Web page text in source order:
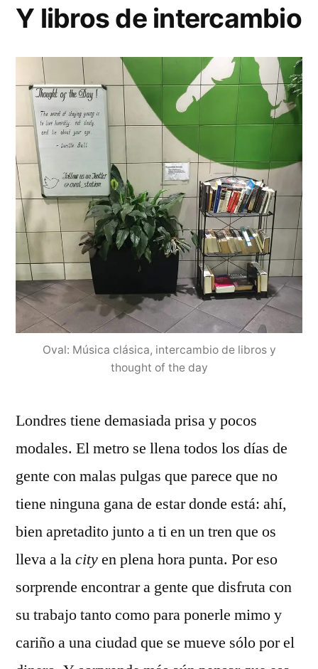
Y libros de intercambio
Oval: Música clásica, intercambio de libros y
thought of the day
Londres tiene demasiada prisa y pocos
modales. El metro se llena todos los días de
gente con malas pulgas que parece que no
tiene ninguna gana de estar donde está: ahí,
bien apretadito junto a ti en un tren que os
lleva a lacityen plena hora punta. Por eso
sorprende encontrar a gente que disfruta con
su trabajo tanto como para ponerle mimo y
cariño a una ciudad que se mueve sólo por el